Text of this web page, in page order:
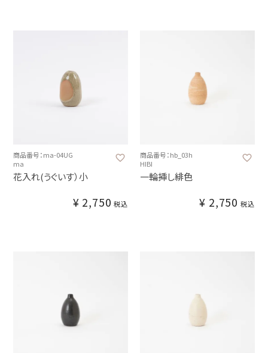
商品番号：ma-04UG
ma
花入れ(うぐいす）小
¥ 2,750 税込
商品番号：hb_03h
HIBI
一輪挿し緋色
¥ 2,750 税込